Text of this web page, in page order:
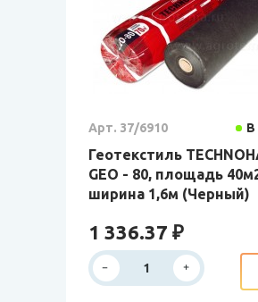
Арт. 37/6910 В
Геотекстиль
GEO - 80, площадь
ширина 1,6м (Черный)
1 336.37 ₽